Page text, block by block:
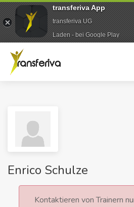
Enrico Schulze
Kontaktieren von Trainern
transferiva App
transferiva UG
Laden - bei Google Play